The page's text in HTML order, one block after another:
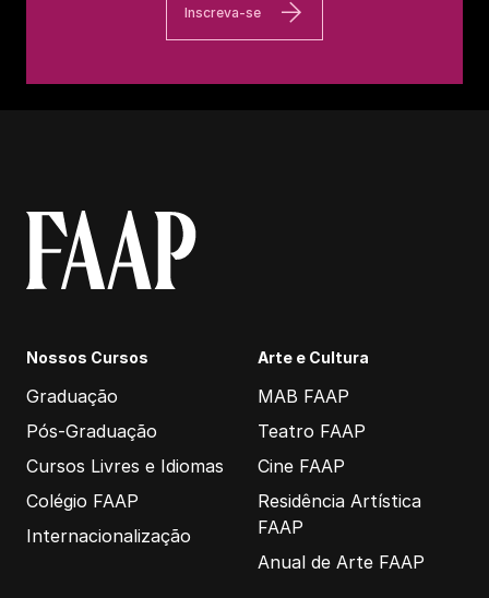
Inscreva-se
Nossos Cursos
Graduação
Pós-Graduação
Cursos Livres e Idiomas
Colégio FAAP
Internacionalização
Arte e Cultura
MAB FAAP
Teatro FAAP
Cine FAAP
Residência Artística
FAAP
Anual de Arte FAAP